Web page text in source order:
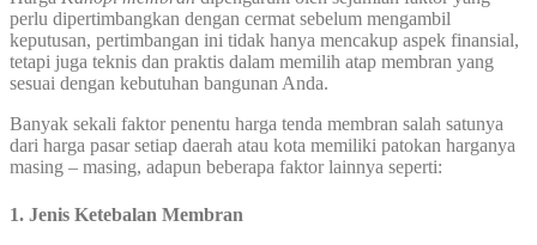
perlu dipertimbangkan dengan cermat sebelum mengambil
keputusan, pertimbangan ini tidak hanya mencakup aspek finansial,
tetapi juga teknis dan praktis dalam memilih atap membran yang
sesuai dengan kebutuhan bangunan Anda.
Banyak sekali faktor penentu harga tenda membran salah satunya
dari harga pasar setiap daerah atau kota memiliki patokan harganya
masing – masing, adapun beberapa faktor lainnya seperti:
1. Jenis Ketebalan Membran